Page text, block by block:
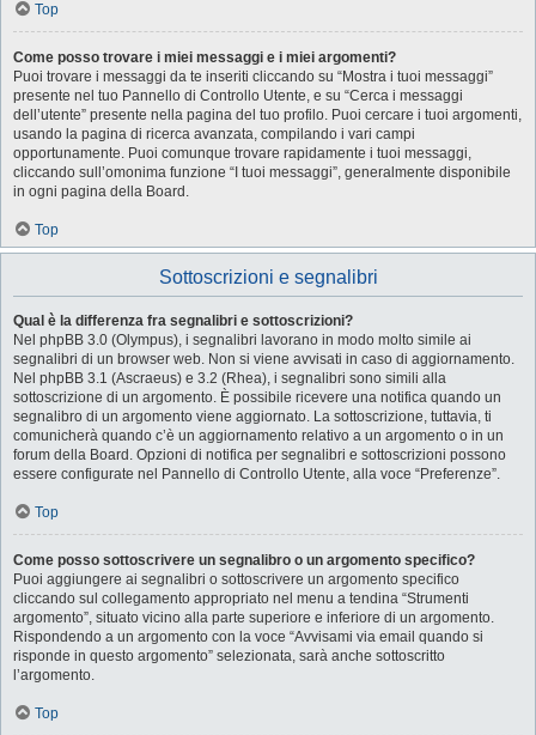
Top
Come posso trovare i miei messaggi e i miei argomenti?
Puoi trovare i messaggi da te inseriti cliccando su “Mostra i tuoi messaggi”
presente nel tuo Pannello di Controllo Utente, e su “Cerca i messaggi
dell’utente” presente nella pagina del tuo profilo. Puoi cercare i tuoi argomenti,
usando la pagina di ricerca avanzata, compilando i vari campi
opportunamente. Puoi comunque trovare rapidamente i tuoi messaggi,
cliccando sull’omonima funzione “I tuoi messaggi”, generalmente disponibile
in ogni pagina della Board.
Top
Sottoscrizioni e segnalibri
Qual è la differenza fra segnalibri e sottoscrizioni?
Nel phpBB 3.0 (Olympus), i segnalibri lavorano in modo molto simile ai
segnalibri di un browser web. Non si viene avvisati in caso di aggiornamento.
Nel phpBB 3.1 (Ascraeus) e 3.2 (Rhea), i segnalibri sono simili alla
sottoscrizione di un argomento. È possibile ricevere una notifica quando un
segnalibro di un argomento viene aggiornato. La sottoscrizione, tuttavia, ti
comunicherà quando c’è un aggiornamento relativo a un argomento o in un
forum della Board. Opzioni di notifica per segnalibri e sottoscrizioni possono
essere configurate nel Pannello di Controllo Utente, alla voce “Preferenze”.
Top
Come posso sottoscrivere un segnalibro o un argomento specifico?
Puoi aggiungere ai segnalibri o sottoscrivere un argomento specifico
cliccando sul collegamento appropriato nel menu a tendina “Strumenti
argomento”, situato vicino alla parte superiore e inferiore di un argomento.
Rispondendo a un argomento con la voce “Avvisami via email quando si
risponde in questo argomento” selezionata, sarà anche sottoscritto
l’argomento.
Top